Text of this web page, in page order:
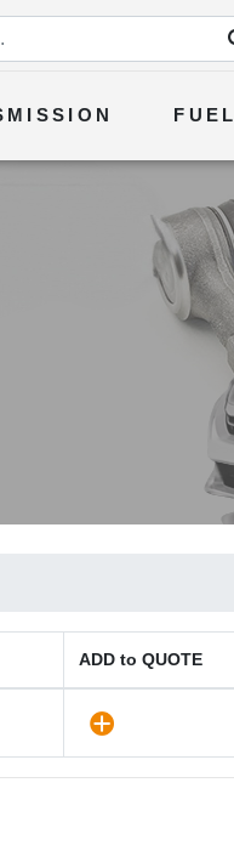
FUEL
ADD to QUOTE